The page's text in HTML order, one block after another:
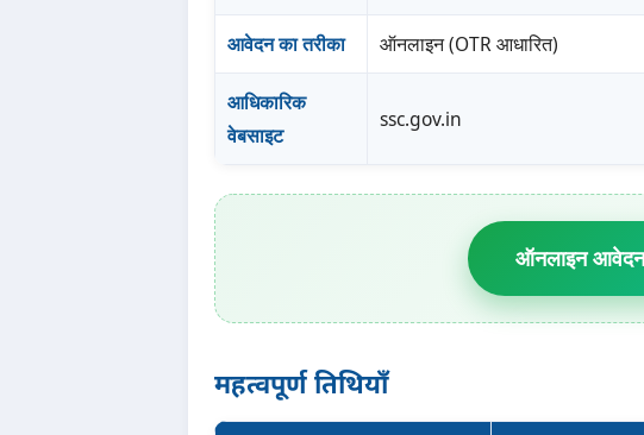
आवेदन का तरीका ऑनलाइन (OTR आधारित)
आधिकारिक
वेबसाइट
ssc.gov.in
ऑनलाइन
महत्वपूर्ण तिथियाँ